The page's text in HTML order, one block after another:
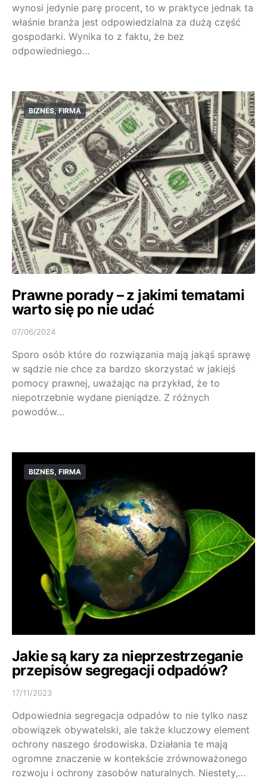
wynosi jedynie parę procent, to w praktyce jednak ta
właśnie branża jest odpowiedzialna za dużą część
gospodarki. Wynika to z faktu, że bez
odpowiedniego…
BIZNES, FIRMA
Prawne porady – z jakimi tematami
warto się po nie udać
07/06/2024
Sporo osób które do rozwiązania mają jakąś sprawę
w sądzie nie chce za bardzo skorzystać w jakiejś
pomocy prawnej, uważając na przykład, że to
niepotrzebnie wydane pieniądze. Z różnych
powodów…
BIZNES, FIRMA
Jakie są kary za nieprzestrzeganie
przepisów segregacji odpadów?
17/11/2023
Odpowiednia segregacja odpadów to nie tylko nasz
obowiązek obywatelski, ale także kluczowy element
ochrony naszego środowiska. Działania te mają
ogromne znaczenie w kontekście zrównoważonego
rozwoju i ochrony zasobów naturalnych. Niestety,…